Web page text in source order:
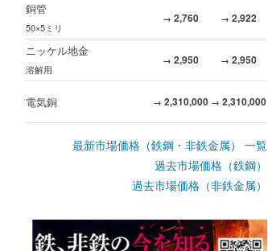
銅管
50×5ミリ
→ 2,760 → 2,922
ニッケル地金
溶解用
→ 2,950 → 2,950
電気銅 → 2,310,000 → 2,310,000
最新市場価格（鉄鋼・非鉄金属） 一覧
過去市場価格（鉄鋼）
過去市場価格（非鉄金属）